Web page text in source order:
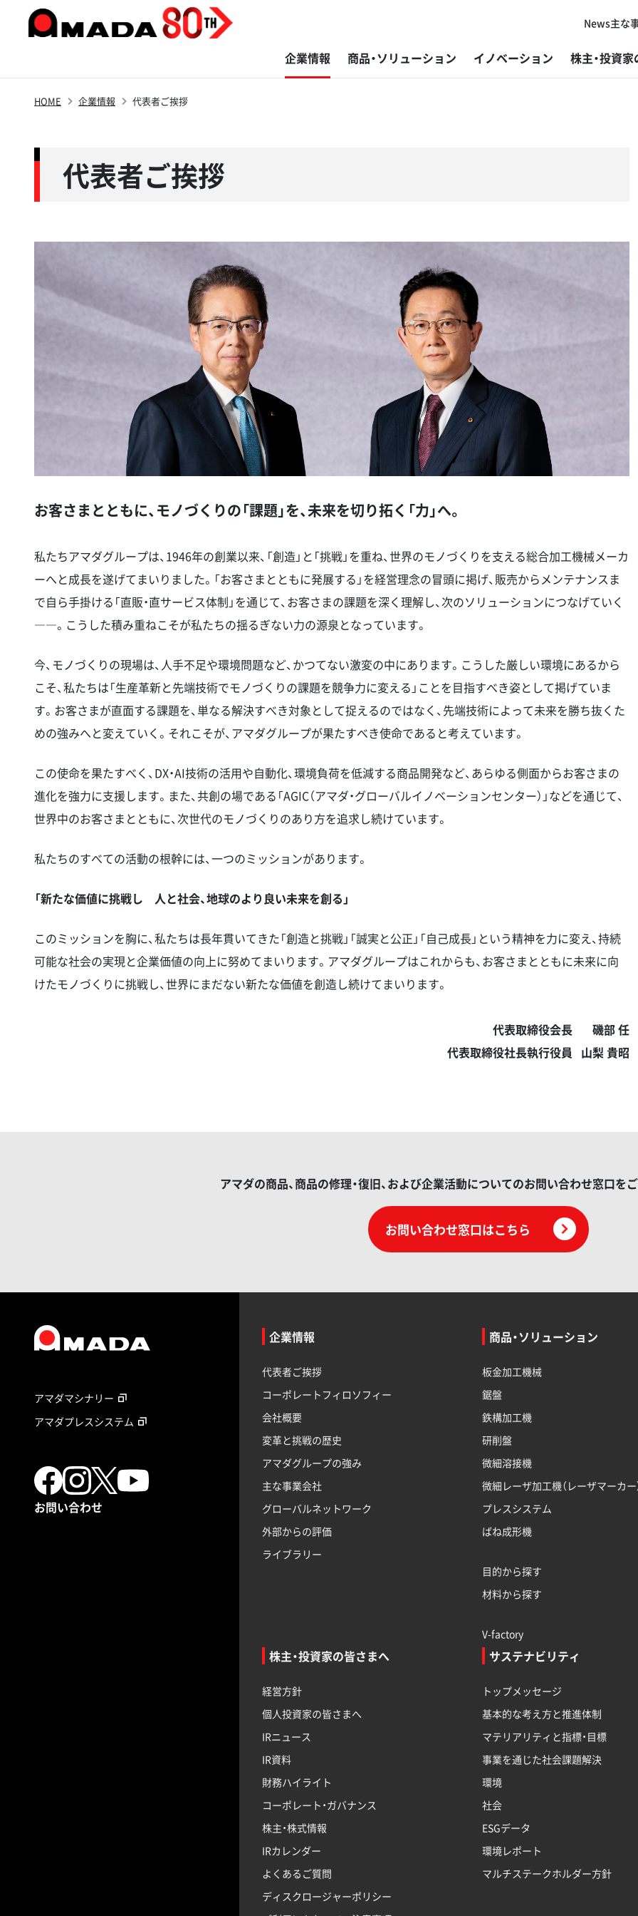
News主な
企業情報 商品・ソリューション
微細レーザ加工機（レーザマーカー）
イノベーション 株主・投資
コーポレート・ガバナンス
HOME 企業情報 代表者ご挨拶
代表者ご挨拶
お客さまとともに、モノづくりの「課題」を、未来を切り拓く「力」へ。
私たちアマダグループは、1946年の創業以来、「創造」と「挑戦」を重ね、世界のモノづくりを支える総合加工機械メーカ
ーへと成長を遂げてまいりました。「お客さまとともに発展する」を経営理念の冒頭に掲げ、販売からメンテナンスま
で自ら手掛ける「直販・直サービス体制」を通じて、お客さまの課題を深く理解し、次のソリューションにつなげていく
――。こうした積み重ねこそが私たちの揺るぎない力の源泉となっています。
今、モノづくりの現場は、人手不足や環境問題など、かつてない激変の中にあります。こうした厳しい環境にあるから
こそ、私たちは「生産革新と先端技術でモノづくりの課題を競争力に変える」ことを目指すべき姿として掲げていま
す。お客さまが直面する課題を、単なる解決すべき対象として捉えるのではなく、先端技術によって未来を勝ち抜くた
めの強みへと変えていく。それこそが、アマダグループが果たすべき使命であると考えています。
この使命を果たすべく、DX・AI技術の活用や自動化、環境負荷を低減する商品開発など、あらゆる側面からお客さまの
進化を強力に支援します。また、共創の場である「AGIC（アマダ・グローバルイノベーションセンター）」などを通じて、
世界中のお客さまとともに、次世代のモノづくりのあり方を追求し続けています。
私たちのすべての活動の根幹には、一つのミッションがあります。
「新たな価値に挑戦し 人と社会、地球のより良い未来を創る」
このミッションを胸に、私たちは長年貫いてきた「創造と挑戦」「誠実と公正」「自己成長」という精神を力に変え、持続
可能な社会の実現と企業価値の向上に努めてまいります。アマダグループはこれからも、お客さまとともに未来に向
けたモノづくりに挑戦し、世界にまだない新たな価値を創造し続けてまいります。
代表取締役会長
磯部 任
代表取締役社長執行役員
山梨 貴昭
アマダの商品、商品の修理・復旧、および企業活動についてのお問い合わせ窓口を
お問い合わせ窓口はこちら
アマダマシナリー
アマダプレスシステム
お問い合わせ
企業情報
代表者ご挨拶
コーポレートフィロソフィー
会社概要
変革と挑戦の歴史
アマダグループの強み
主な事業会社
グローバルネットワーク
外部からの評価
ライブラリー
商品・ソリューション
板金加工機械
鋸盤
鉄構加工機
研削盤
微細溶接機
微細レーザ加工機（レーザマーカー
プレスシステム
ばね成形機
目的から探す
材料から探す
V-factory
株主・投資家の皆さまへ
経営方針
個人投資家の皆さまへ
IRニュース
IR資料
財務ハイライト
コーポレート・ガバナンス
株主・株式情報
IRカレンダー
よくあるご質問
ディスクロージャーポリシー
サステナビリティ
トップメッセージ
基本的な考え方と推進体制
マテリアリティと指標・目標
事業を通じた社会課題解決
環境
社会
ESGデータ
環境レポート
マルチステークホルダー方針